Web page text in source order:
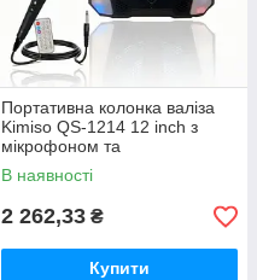
Портативна колонка валіза
Kimiso QS-1214 12 inch з
мікрофоном та
світломузикою, 900 Вт
В наявності
2 262,33 ₴
Купити